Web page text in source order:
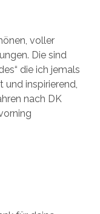
voller
Die sind
die ich jemals
und inspirierend,
nach DK